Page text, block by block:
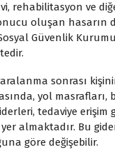
rehabilitasyon ve
oluşan hasarın
Güvenlik
sonrası
yol masrafları,
tedaviye erişim
almaktadır. Bu
göre değişebilir.